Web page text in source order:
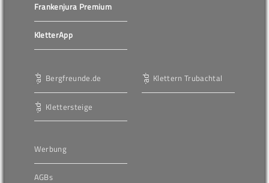
Frankenjura Premium
KletterApp
Bergfreunde.de
Klettersteige
Klettern Trubachtal
Werbung
AGBs